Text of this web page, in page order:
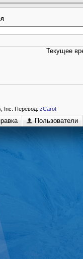
Текущее
Inc. Перевод: zCarot
Пользователи